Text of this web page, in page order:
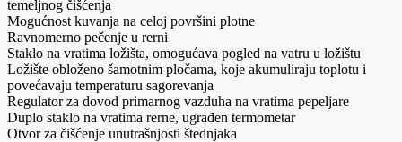
temeljnog čišćenja
Mogućnost kuvanja na celoj površini plotne
Ravnomerno pečenje u rerni
Staklo na vratima ložišta, omogućava pogled na vatru u ložištu
Ložište obloženo šamotnim pločama, koje akumuliraju toplotu i
povećavaju temperaturu sagorevanja
Regulator za dovod primarnog vazduha na vratima pepeljare
Duplo staklo na vratima rerne, ugrađen termometar
Otvor za čišćenje unutrašnjosti štednjaka